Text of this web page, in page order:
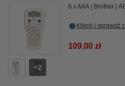
2
6 x AAA Brother
Kliknij i sprawdź
109,00 zł